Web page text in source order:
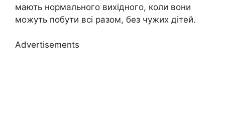
мають нормального вихідного, коли вони
можуть побути всі разом, без чужих дітей.
Advertisements